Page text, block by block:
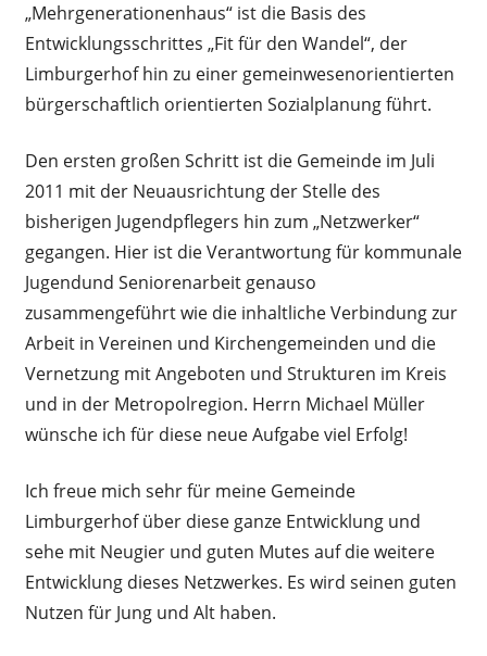
„Mehrgenerationenhaus“ ist die Basis des
Entwicklungsschrittes „Fit für den Wandel“, der
Limburgerhof hin zu einer gemeinwesenorientierten
bürgerschaftlich orientierten Sozialplanung führt.
Den ersten großen Schritt ist die Gemeinde im Juli
2011 mit der Neuausrichtung der Stelle des
bisherigen Jugendpflegers hin zum „Netzwerker“
gegangen. Hier ist die Verantwortung für kommunale
Jugendund Seniorenarbeit genauso
zusammengeführt wie die inhaltliche Verbindung zur
Arbeit in Vereinen und Kirchengemeinden und die
Vernetzung mit Angeboten und Strukturen im Kreis
und in der Metropolregion. Herrn Michael Müller
wünsche ich für diese neue Aufgabe viel Erfolg!
Ich freue mich sehr für meine Gemeinde
Limburgerhof über diese ganze Entwicklung und
sehe mit Neugier und guten Mutes auf die weitere
Entwicklung dieses Netzwerkes. Es wird seinen guten
Nutzen für Jung und Alt haben.